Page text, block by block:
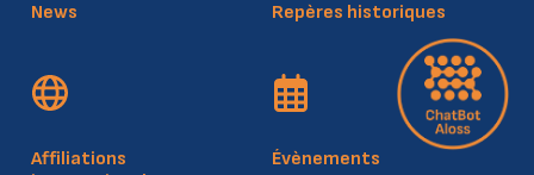
News Repères historiques
Affiliations
Évènements